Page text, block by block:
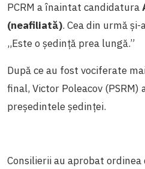
PCRM a înaintat candidatura
(neafiliată). Cea din urmă
,,Este o ședință prea lungă.”
După ce au fost vociferate
final, Victor Poleacov (PSRM)
președintele ședinței.
Consilierii au aprobat